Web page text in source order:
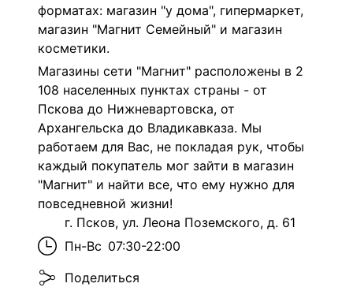
форматах: магазин "у дома", гипермаркет,
магазин "Магнит Семейный" и магазин
косметики.
Магазины сети "Магнит" расположены в 2
108 населенных пунктах страны - от
Пскова до Нижневартовска, от
Архангельска до Владикавказа. Мы
работаем для Вас, не покладая рук, чтобы
каждый покупатель мог зайти в магазин
"Магнит" и найти все, что ему нужно для
повседневной жизни!
г. Псков, ул. Леона Поземского, д. 61
Пн-Вс 07:30-22:00
Поделиться